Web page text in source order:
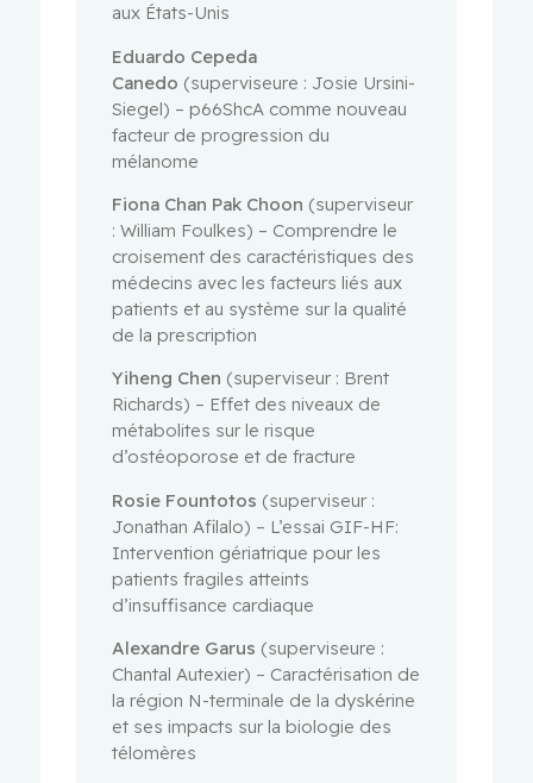
aux États-Unis
Eduardo Cepeda
Canedo (superviseure : Josie Ursini-
Siegel) – p66ShcA comme nouveau
facteur de progression du
mélanome
Fiona Chan Pak Choon (superviseur
: William Foulkes) – Comprendre le
croisement des caractéristiques des
médecins avec les facteurs liés aux
patients et au système sur la qualité
de la prescription
Yiheng Chen (superviseur : Brent
Richards) – Effet des niveaux de
métabolites sur le risque
d’ostéoporose et de fracture
Rosie Fountotos (superviseur :
Jonathan Afilalo) – L’essai GIF-HF:
Intervention gériatrique pour les
patients fragiles atteints
d’insuffisance cardiaque
Alexandre Garus (superviseure :
Chantal Autexier) – Caractérisation de
la région N-terminale de la dyskérine
et ses impacts sur la biologie des
télomères